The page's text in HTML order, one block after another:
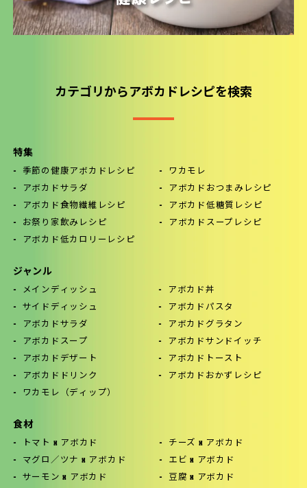
カテゴリからアボカドレシピを検索
特集
季節の健康アボカドレシピ ワカモレ
アボカドサラダ アボカドおつまみレシピ
アボカド食物繊維レシピ アボカド低糖質レシピ
お祭り家飲みレシピ アボカドスープレシピ
アボカド低カロリーレシピ
ジャンル
メインディッシュ
サイドディッシュ
アボカドサラダ
アボカドスープ
アボカドデザート
アボカドドリンク
ワカモレ（ディップ）
アボカド丼
アボカドパスタ
アボカドグラタン
アボカドサンドイッチ
アボカドトースト
アボカドおかずレシピ
食材
トマト x アボカド チーズ x アボカド
マグロ／ツナ x アボカド エビ x アボカド
サーモン x アボカド 豆腐 x アボカド